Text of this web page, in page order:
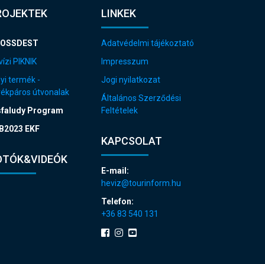
PIKNIK
termék -
útvonalak
Program
EKF
LINKEK
Adatvédelmi tájékoztató
Impresszum
Jogi nyilatkozat
Általános Szerződési
Feltételek
KAPCSOLAT
E-mail:
heviz@tourinform.hu
Telefon:
+36 83 540 131